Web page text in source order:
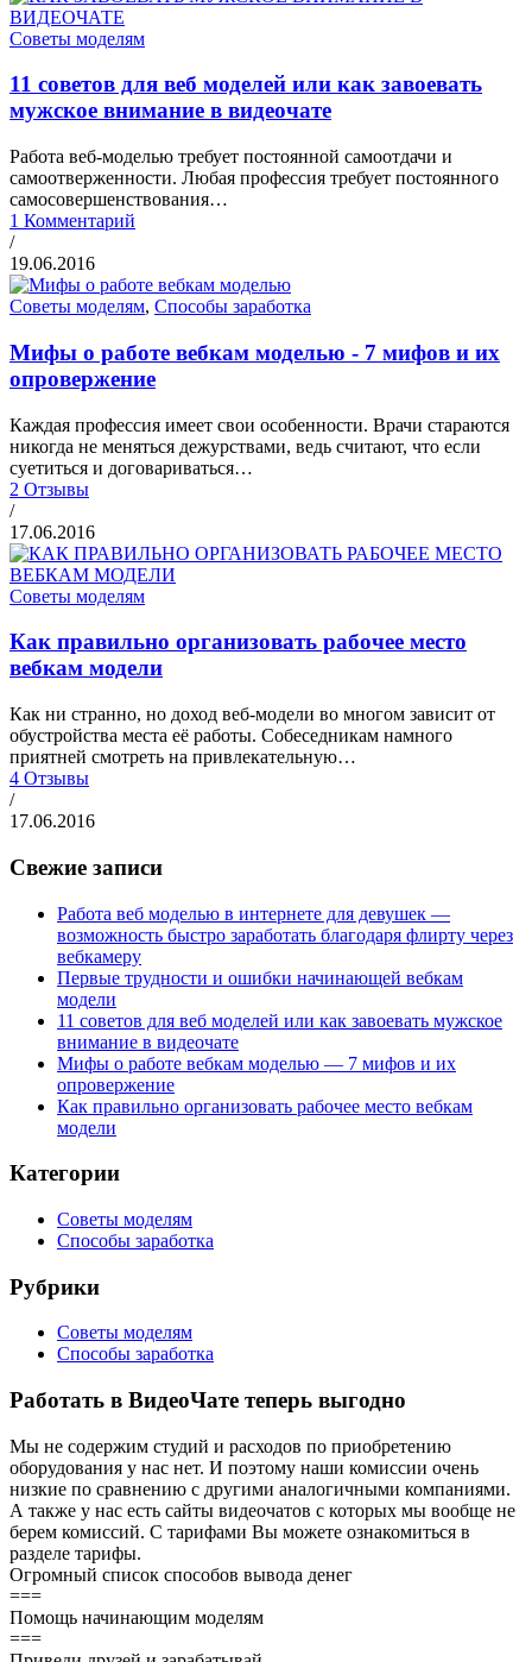
Советы моделям
11 советов для веб моделей или как завоевать
мужское внимание в видеочате
Работа веб-моделью требует постоянной самоотдачи и
самоотверженности. Любая профессия требует постоянного
самосовершенствования…
1 Комментарий
/
19.06.2016
Советы моделям, Способы заработка
Мифы о работе вебкам моделью - 7 мифов и их
опровержение
Каждая профессия имеет свои особенности. Врачи стараются
никогда не меняться дежурствами, ведь считают, что если
суетиться и договариваться…
2 Отзывы
/
17.06.2016
Советы моделям
Как правильно организовать рабочее место
вебкам модели
Как ни странно, но доход веб-модели во многом зависит от
обустройства места её работы. Собеседникам намного
приятней смотреть на привлекательную…
4 Отзывы
/
17.06.2016
Свежие записи
Работа веб моделью в интернете для девушек —
возможность быстро заработать благодаря флирту через
вебкамеру
Первые трудности и ошибки начинающей вебкам
модели
11 советов для веб моделей или как завоевать мужское
внимание в видеочате
Мифы о работе вебкам моделью — 7 мифов и их
опровержение
Как правильно организовать рабочее место вебкам
модели
Категории
Советы моделям
Способы заработка
Рубрики
Советы моделям
Способы заработка
Работать в ВидеоЧате теперь выгодно
Мы не содержим студий и расходов по приобретению
оборудования у нас нет. И поэтому наши комиссии очень
низкие по сравнению с другими аналогичными компаниями.
А также у нас есть сайты видеочатов с которых мы вообще не
берем комиссий. С тарифами Вы можете ознакомиться в
разделе тарифы.
Огромный список способов вывода денег
===
Помощь начинающим моделям
===